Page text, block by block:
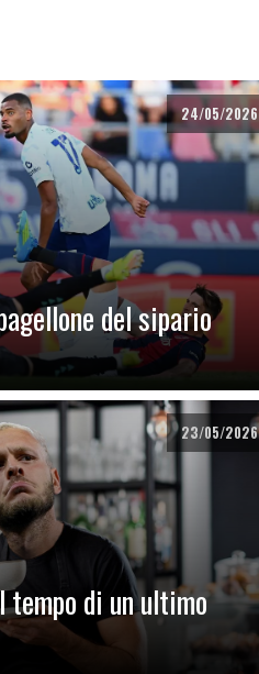
24/05/2026
del sipario
23/05/2026
di un ultimo